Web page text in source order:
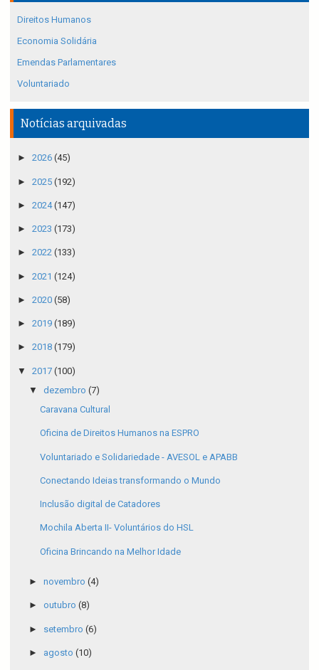
Direitos Humanos
Economia Solidária
Emendas Parlamentares
Voluntariado
Notícias arquivadas
► 2026 (45)
► 2025 (192)
► 2024(147)
► 2023 (173)
► 2022 (133)
► 2021 (124)
► 2020 (58)
► 2019 (189)
► 2018 (179)
▼ 2017 (100)
▼ dezembro (7)
Caravana Cultural
Oficina de Direitos Humanos na ESPRO
Voluntariado e Solidariedade - AVESOL e APABB
Conectando Ideias transformando o Mundo
Inclusão digital de Catadores
Mochila Aberta II- Voluntários do HSL
Oficina Brincando na Melhor Idade
► novembro (4)
► outubro (8)
► setembro (6)
► agosto (10)